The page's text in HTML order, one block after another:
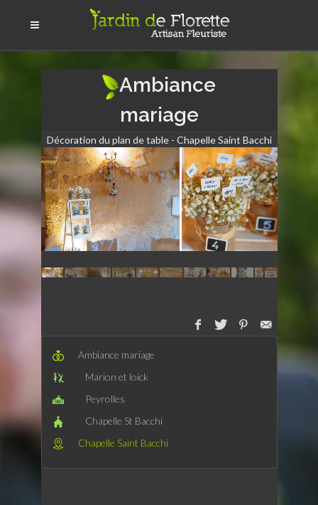
Ambiance
mariage
Décoration du plan de table - Chapelle Saint Bacchi
Ambiance mariage
Marion et loick
Peyrolles
Chapelle St Bacchi
Chapelle Saint Bacchi